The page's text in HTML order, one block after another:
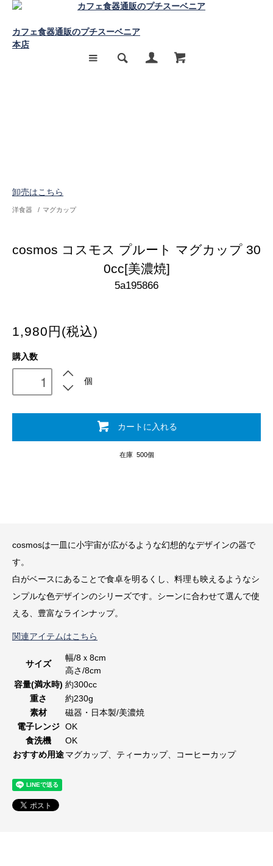
カフェ食器通販のプチスーベニア
本店
卸売はこちら
洋食器 / マグカップ
cosmos コスモス プルート マグカップ 30
0cc[美濃焼]
5a195866
1,980円(税込)
購入数
個
カートに入れる
在庫 500個
cosmosは一皿に小宇宙が広がるような幻想的なデザインの器で
す。
白がベースにあることで食卓を明るくし、料理も映えるようなシ
ンプルな色デザインのシリーズです。シーンに合わせて選んで使
える、豊富なラインナップ。
関連アイテムはこちら
サイズ
幅/8ｘ8cm
高さ/8cm
容量(満水時) 約300cc
重さ
約230g
素材
磁器・日本製/美濃焼
電子レンジ OK
食洗機
OK
おすすめ用途マグカップ、ティーカップ、コーヒーカップ